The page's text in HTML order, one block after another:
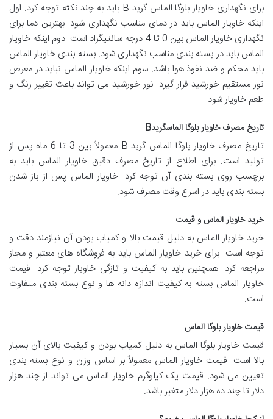
برای نگهداری خاویار بلوگا الماس گرید B باید به چند نکته توجه کرد. اول
اینکه خاویار الماس باید در دمای مناسب نگهداری شود. بهترین دما برای
نگهداری خاویار الماس بین 0 تا 4 درجه سانتیگراد است. دوم اینکه خاویار
الماس باید در بسته بندی مناسب نگهداری شود. بسته بندی خاویار الماس
باید محکم و ضد نفوذ هوا باشد. سوم اینکه خاویار الماس نباید در معرض
نور مستقیم خورشید قرار گیرد. نور خورشید می تواند باعث تغییر رنگ و
طعم خاویار شود.
تاریخ مصرف خاویار بلوگا الماسگریدB
تاریخ مصرف خاویار بلوگا الماس گرید B معمولاً بین 3 تا 6 ماه پس از
تولید است. برای اطلاع از تاریخ مصرف دقیق خاویار الماس باید به
برچسب روی بسته بندی آن توجه کرد. خاویار الماس پس از باز شدن
بسته بندی باید در اسرع وقت مصرف شود.
خرید خاویار الماس و قیمت
خرید خاویار الماس به دلیل قیمت بالا و کمیاب بودن آن نیازمند دقت و
توجه است. برای خرید خاویار الماس باید به فروشگاه های معتبر و مجاز
مراجعه کرد. همچنین باید به کیفیت و تازگی خاویار توجه کرد. قیمت
خاویار الماس بسته به کیفیت اندازه دانه ها و نوع بسته بندی متفاوت
است.
قیمت خاویار بلوگا الماس
قیمت خاویار بلوگا الماس به دلیل کمیاب بودن و کیفیت بالای آن بسیار
بالا است. قیمت خاویار الماس معمولاً بر اساس وزن و نوع بسته بندی
تعیین می شود. قیمت یک کیلوگرم خاویار الماس می تواند از چند هزار
دلار تا چند ده هزار دلار متغیر باشد.